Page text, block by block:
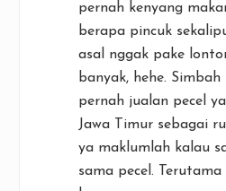
pernah kenyang
berapa pincuk
asal nggak pake
banyak, hehe.
pernah jualan pecel
Jawa Timur sebagai
ya maklumlah kalau
sama pecel.